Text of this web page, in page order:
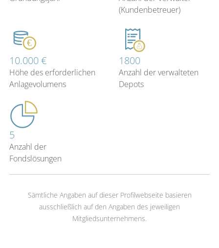
(Kundenbetreuer)
10.000 €
Höhe des erforderlichen
Anlagevolumens
1800
Anzahl der verwalteten
Depots
5
Anzahl der
Fondslösungen
Sämtliche Angaben auf dieser Profilwebseite basieren
ausschließlich auf den Angaben des jeweiligen
Mitgliedsunternehmens.